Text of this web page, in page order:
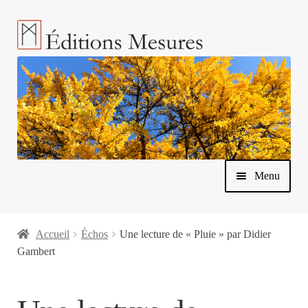
Aller
à
la
navigation
Aller
au
contenu
Menu
Accueil Échos
Une lecture de « Pluie » par Didier
Gambert